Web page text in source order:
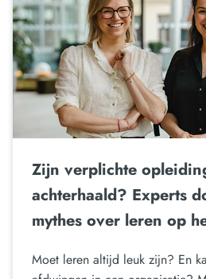
Zijn verplichte
achterhaald? Experts
mythes over leren op
Moet leren altijd leuk zijn? En